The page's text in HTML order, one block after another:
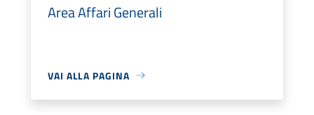
Area Affari Generali
VAI ALLA PAGINA